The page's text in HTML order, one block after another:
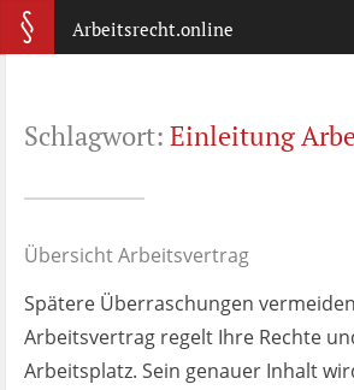
Arbeitsrecht.online
Was ist wichtig?
Wie reagiere ich?
Kündigung
Was jetzt?
Schlagwort: Einleitung
Übersicht Arbeitsvertrag
Spätere Überraschungen
Arbeitsvertrag regelt Ihre Rechte
Arbeitsplatz. Sein genauer Inhalt